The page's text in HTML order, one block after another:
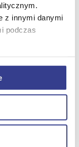
z innymi danymi
podczas
lub
zak.edu.pl i
rozpocząć